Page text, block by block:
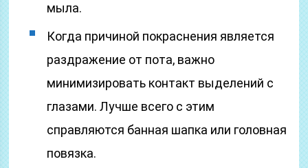
мыла.
Когда причиной покраснения является
раздражение от пота, важно
минимизировать контакт выделений с
глазами. Лучше всего с этим
справляются банная шапка или головная
повязка.